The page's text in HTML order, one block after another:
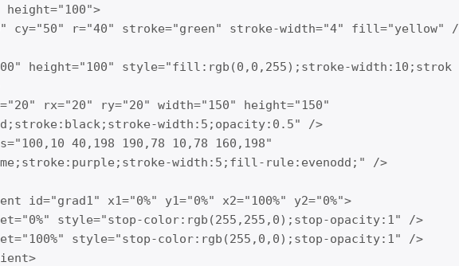
height="100">
cy="50" r="40" stroke="green" stroke-width="4" fill="yellow" /
width:5;opacity:0.5" />
width:5;fill-rule:evenodd;" />
x1="0%" y1="0%" x2="100%" y2="0%">
style="stop-color:rgb(255,255,0);stop-opacity:1" />
style="stop-color:rgb(255,0,0);stop-opacity:1" />